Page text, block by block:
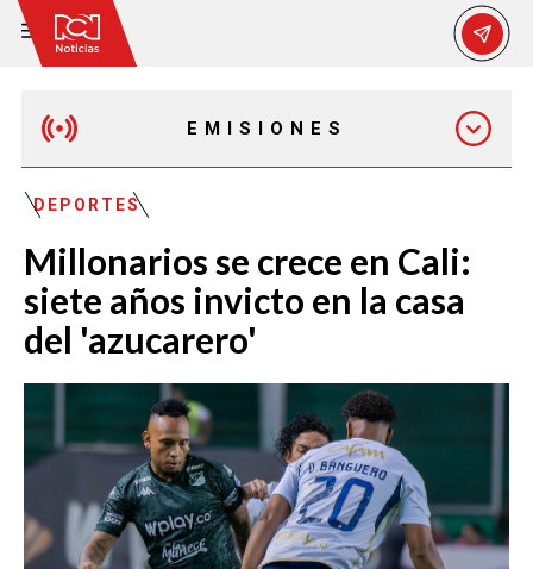
EMISIONES
EMISIÓN 12:30 PM
EMISIÓN 7:00 PM
EMISIÓN 11:30 PM
DEPORTES
Millonarios se crece en Cali:
siete años invicto en la casa
del 'azucarero'